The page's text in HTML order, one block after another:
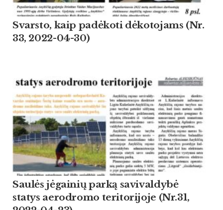
Svarsto, kaip padėkoti dėkotojams (Nr.
33, 2022-04-30)
Saulės jėgainių parką savivaldybė
statys aerodromo teritorijoje (Nr.31,